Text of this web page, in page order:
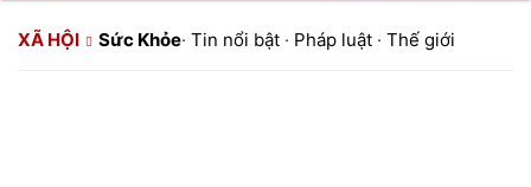
XÃ HỘI Sức Khỏe· Tin nổi bật · Pháp luật · Thế giới